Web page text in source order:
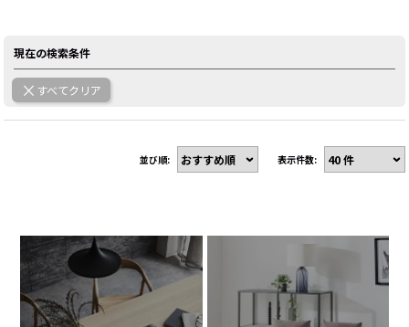
現在の検索条件
すべてクリア
並び順: 表示件数: